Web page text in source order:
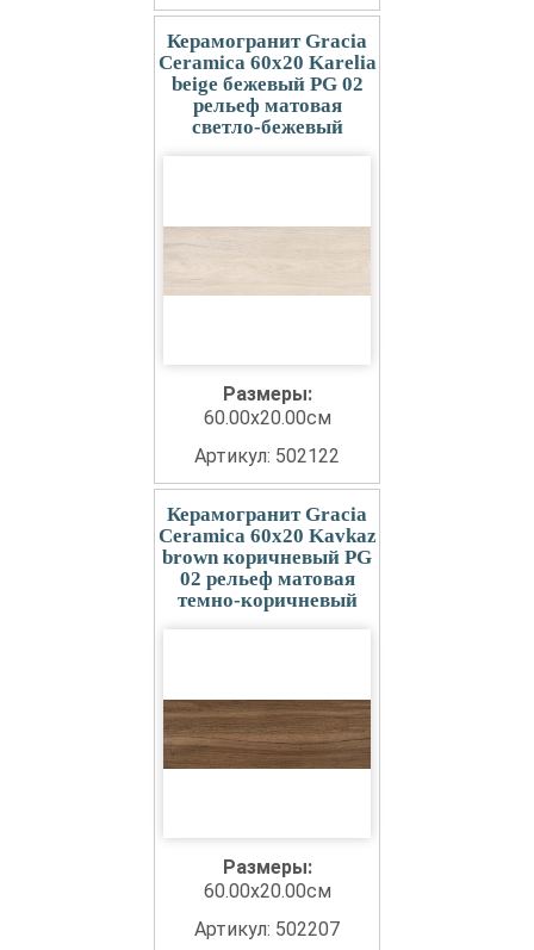
Керамогранит Gracia
Ceramica 60x20 Karelia
beige бежевый PG 02
рельеф матовая
светло-бежевый
Размеры:
60.00x20.00см
Артикул: 502122
Керамогранит Gracia
Ceramica 60x20 Kavkaz
brown коричневый PG
02 рельеф матовая
темно-коричневый
Размеры:
60.00x20.00см
Артикул: 502207